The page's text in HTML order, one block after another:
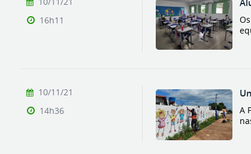
16h11
A
10/11/21
14h36